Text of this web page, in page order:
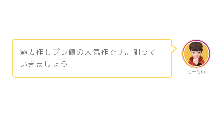
こーだい
過去作もプレ値の人気作です。狙って
いきましょう！